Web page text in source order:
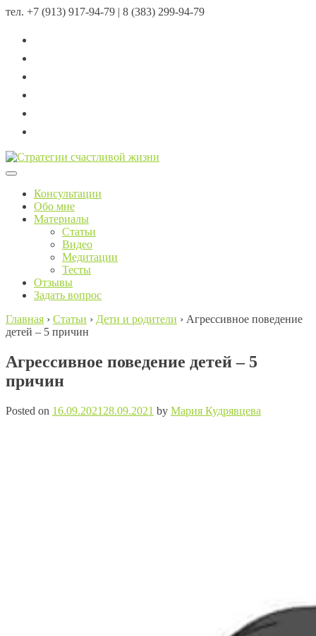
тел. +7 (913) 917-94-79 | 8 (383) 299-94-79
Menu
Консультации
Обо мне
Материалы
Статьи
Видео
Медитации
Тесты
Отзывы
Задать вопрос
Главная › Статьи › Дети и родители › Агрессивное поведение
детей – 5 причин
Агрессивное поведение детей – 5
причин
Posted on 16.09.2021 28.09.2021 by Мария Кудрявцева